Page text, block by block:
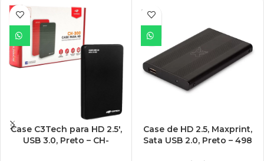
Case C3Tech para HD 2.5′,
USB 3.0, Preto – CH-
ESGO
TADO
Case de HD 2.5, Maxprint,
Sata USB 2.0, Preto – 498